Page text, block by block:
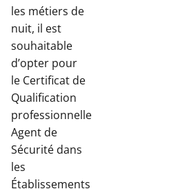
les métiers de
nuit, il est
souhaitable
d’opter pour
le Certificat de
Qualification
professionnelle
Agent de
Sécurité dans
les
Établissements